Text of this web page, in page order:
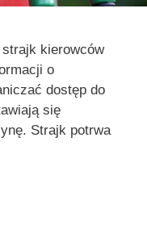
strajk kierowców
o
dostęp do
się
Strajk potrwa